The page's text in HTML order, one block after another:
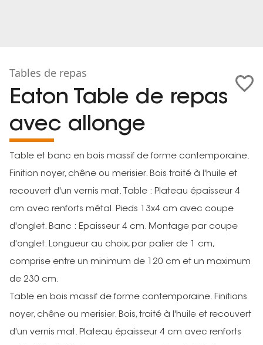
Tables de repas
Eaton Table de repas
avec allonge
Table et banc en bois massif de forme contemporaine.
Finition noyer, chêne ou merisier. Bois traité à l'huile et
recouvert d'un vernis mat. Table : Plateau épaisseur 4
cm avec renforts métal. Pieds 13x4 cm avec coupe
d'onglet. Banc : Epaisseur 4 cm. Montage par coupe
d'onglet. Longueur au choix, par palier de 1 cm,
comprise entre un minimum de 120 cm et un maximum
de 230 cm.
Table en bois massif de forme contemporaine. Finitions
noyer, chêne ou merisier. Bois, traité à l'huile et recouvert
d'un vernis mat. Plateau épaisseur 4 cm avec renforts